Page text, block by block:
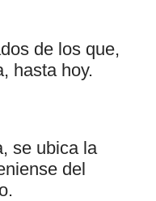
de los que,
hasta hoy.
se ubica la
del